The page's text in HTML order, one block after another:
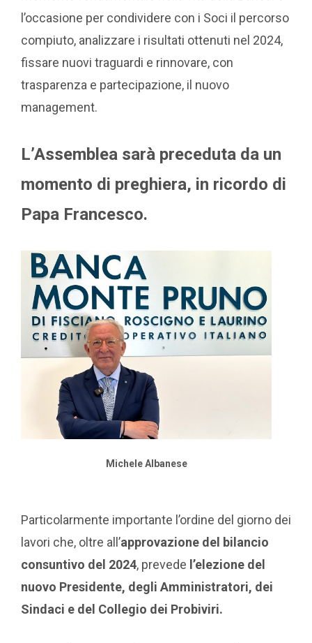
l’occasione per condividere con i Soci il percorso
compiuto, analizzare i risultati ottenuti nel 2024,
fissare nuovi traguardi e rinnovare, con
trasparenza e partecipazione, il nuovo
management.
L’Assemblea sarà preceduta da un
momento di preghiera, in ricordo di
Papa Francesco.
Michele Albanese
Particolarmente importante l’ordine del giorno dei
lavori che, oltre all’approvazione del bilancio
consuntivo del 2024, prevede l’elezione del
nuovo Presidente, degli Amministratori, dei
Sindaci e del Collegio dei Probiviri.